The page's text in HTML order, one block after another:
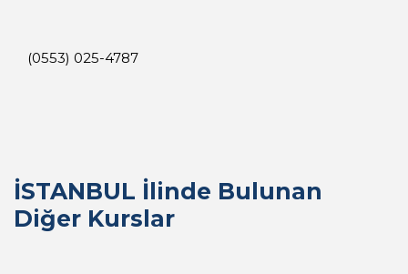
(0553) 025-4787
İSTANBUL İlinde Bulunan
Diğer Kurslar